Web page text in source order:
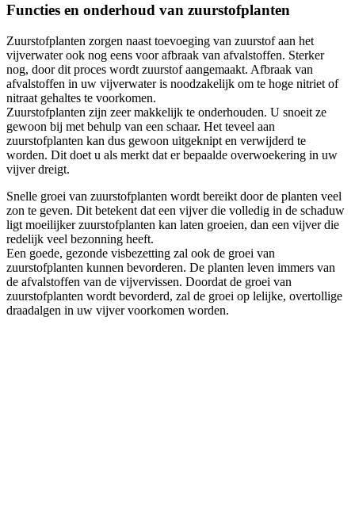
Functies en onderhoud van zuurstofplanten
Zuurstofplanten zorgen naast toevoeging van zuurstof aan het
vijverwater ook nog eens voor afbraak van afvalstoffen. Sterker
nog, door dit proces wordt zuurstof aangemaakt. Afbraak van
afvalstoffen in uw vijverwater is noodzakelijk om te hoge nitriet of
nitraat gehaltes te voorkomen.
Zuurstofplanten zijn zeer makkelijk te onderhouden. U snoeit ze
gewoon bij met behulp van een schaar. Het teveel aan
zuurstofplanten kan dus gewoon uitgeknipt en verwijderd te
worden. Dit doet u als merkt dat er bepaalde overwoekering in uw
vijver dreigt.
Snelle groei van zuurstofplanten wordt bereikt door de planten veel
zon te geven. Dit betekent dat een vijver die volledig in de schaduw
ligt moeilijker zuurstofplanten kan laten groeien, dan een vijver die
redelijk veel bezonning heeft.
Een goede, gezonde visbezetting zal ook de groei van
zuurstofplanten kunnen bevorderen. De planten leven immers van
de afvalstoffen van de vijvervissen. Doordat de groei van
zuurstofplanten wordt bevorderd, zal de groei op lelijke, overtollige
draadalgen in uw vijver voorkomen worden.